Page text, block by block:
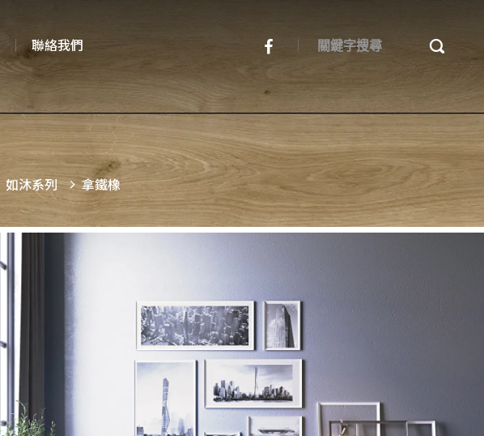
聯絡我們
如沐系列 拿鐵橡